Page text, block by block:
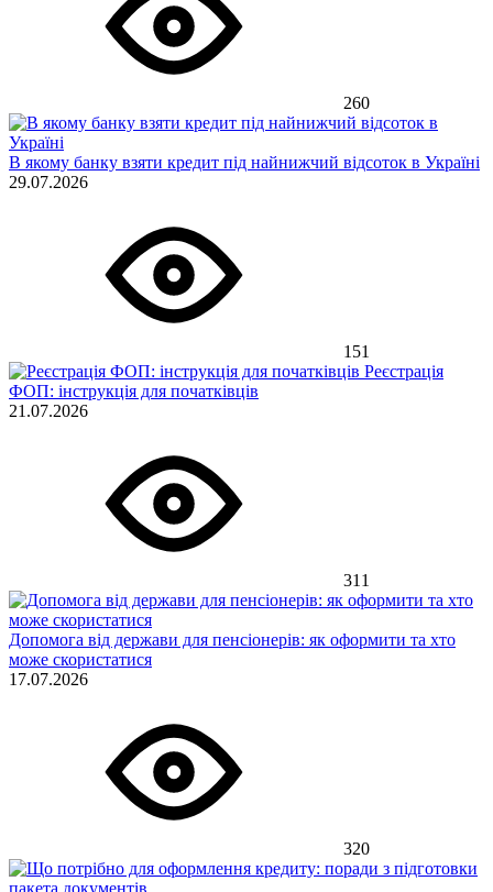
260
В якому банку взяти кредит під найнижчий відсоток в Україні
29.07.2026
151
Реєстрація
ФОП: інструкція для початківців
21.07.2026
311
Допомога від держави для пенсіонерів: як оформити та хто
може скористатися
17.07.2026
320